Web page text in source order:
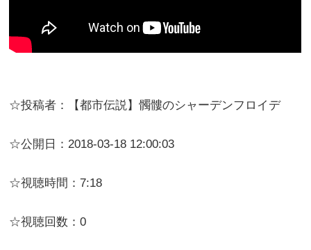
☆投稿者：【都市伝説】髑髏のシャーデンフロイデ
☆公開日：2018-03-18 12:00:03
☆視聴時間：7:18
☆視聴回数：0